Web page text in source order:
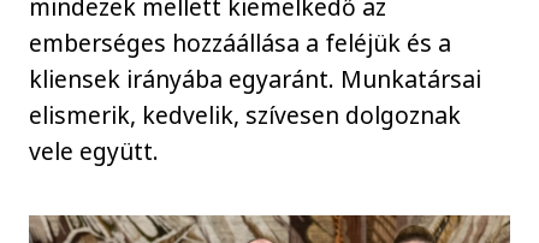
emberséges hozzáállása a feléjük és a
kliensek irányába egyaránt. Munkatársai
elismerik, kedvelik, szívesen dolgoznak
vele együtt.